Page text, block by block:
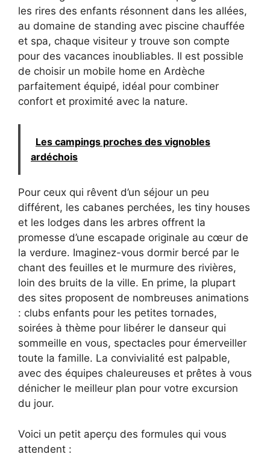
les rires des enfants résonnent dans les allées,
au domaine de standing avec piscine chauffée
et spa, chaque visiteur y trouve son compte
pour des vacances inoubliables. Il est possible
de choisir un mobile home en Ardèche
parfaitement équipé, idéal pour combiner
confort et proximité avec la nature.
Les campings proches des vignobles
ardéchois
Pour ceux qui rêvent d’un séjour un peu
différent, les cabanes perchées, les tiny houses
et les lodges dans les arbres offrent la
promesse d’une escapade originale au cœur de
la verdure. Imaginez-vous dormir bercé par le
chant des feuilles et le murmure des rivières,
loin des bruits de la ville. En prime, la plupart
des sites proposent de nombreuses animations
: clubs enfants pour les petites tornades,
soirées à thème pour libérer le danseur qui
sommeille en vous, spectacles pour émerveiller
toute la famille. La convivialité est palpable,
avec des équipes chaleureuses et prêtes à vous
dénicher le meilleur plan pour votre excursion
du jour.
Voici un petit aperçu des formules qui vous
attendent :